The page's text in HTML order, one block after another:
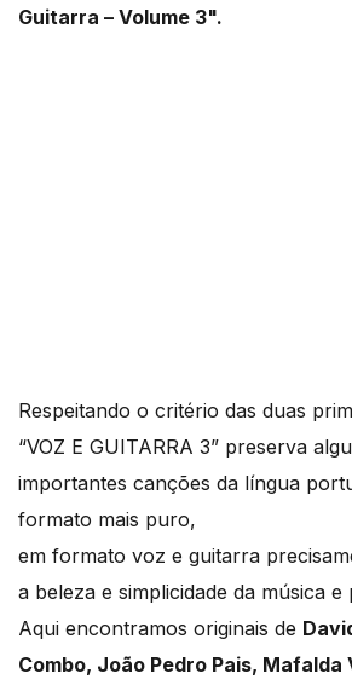
Guitarra – Volume 3".
Respeitando o critério das duas
“VOZ E GUITARRA 3” preserva
importantes canções da língua
formato mais puro,
em formato voz e guitarra
a beleza e simplicidade da música e
Aqui encontramos originais de
Combo, João Pedro Pais, Mafalda